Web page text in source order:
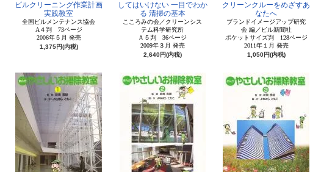
ビルクリーニング作業計画
実践教室
全国ビルメンテナンス協会
A４判 73ページ
2006年５月 発売
1,375円(内税)
してはいけない 一目でわか
る 清掃の基本
こころみの会／クリーンシス
テム科学研究所
Ａ５判 36ページ
2009年３月 発売
2,640円(内税)
クリーンクルーをめざすあ
なたへ
ブランドイメージアップ研究
会 編／ビル新聞社
ポケットサイズ判 128ページ
2011年１月 発売
1,050円(内税)